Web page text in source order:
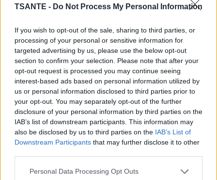
TSANTE - Do Not Process My Personal Information
If you wish to opt-out of the sale, sharing to third parties, or
processing of your personal or sensitive information for
targeted advertising by us, please use the below opt-out
section to confirm your selection. Please note that after your
opt-out request is processed you may continue seeing
interest-based ads based on personal information utilized by
us or personal information disclosed to third parties prior to
your opt-out. You may separately opt-out of the further
disclosure of your personal information by third parties on the
IAB’s list of downstream participants. This information may
also be disclosed by us to third parties on the IAB’s List of
Downstream Participants that may further disclose it to other
Personal Data Processing Opt Outs
s' »attacher » au parent (ou aux clés de la voiture)
façon de garder les pères et les mères unis à leurs
enfants, afin d’être constamment « alertés » de la
présence des enfants derrière eux dans la voiture.